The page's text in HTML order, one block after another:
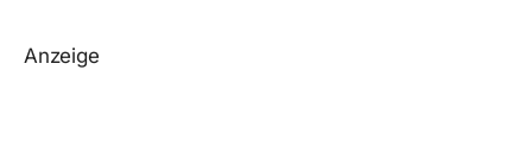
Anzeige